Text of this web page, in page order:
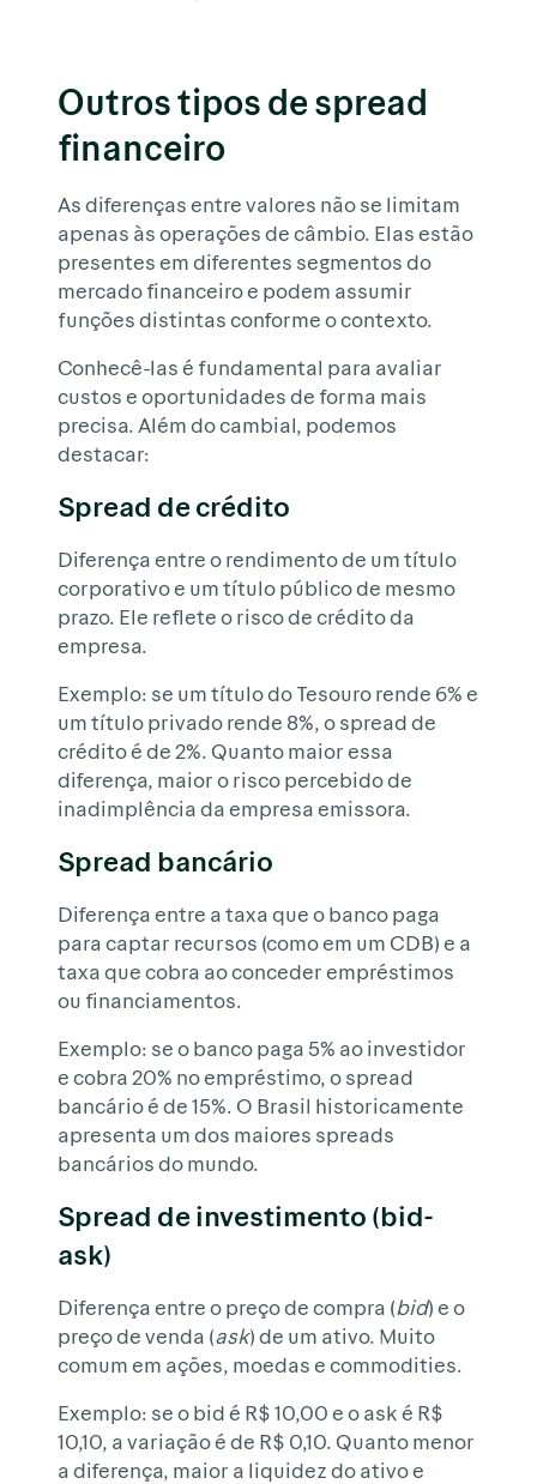
Outros tipos de spread
financeiro
As diferenças entre valores não se limitam
apenas às operações de câmbio. Elas estão
presentes em diferentes segmentos do
mercado financeiro e podem assumir
funções distintas conforme o contexto.
Conhecê-las é fundamental para avaliar
custos e oportunidades de forma mais
precisa. Além do cambial, podemos
destacar:
Spread de crédito
Diferença entre o rendimento de um título
corporativo e um título público de mesmo
prazo. Ele reflete o risco de crédito da
empresa.
Exemplo: se um título do Tesouro rende 6% e
um título privado rende 8%, o spread de
crédito é de 2%. Quanto maior essa
diferença, maior o risco percebido de
inadimplência da empresa emissora.
Spread bancário
Diferença entre a taxa que o banco paga
para captar recursos (como em um CDB) e a
taxa que cobra ao conceder empréstimos
ou financiamentos.
Exemplo: se o banco paga 5% ao investidor
e cobra 20% no empréstimo, o spread
bancário é de 15%. O Brasil historicamente
apresenta um dos maiores spreads
bancários do mundo.
Spread de investimento (bid-
ask)
Diferença entre o preço de compra (bid) e o
preço de venda (ask) de um ativo. Muito
comum em ações, moedas e commodities.
Exemplo: se o bid é R$ 10,00 e o ask é R$
10,10, a variação é de R$ 0,10. Quanto menor
a diferença, maior a liquidez do ativo e